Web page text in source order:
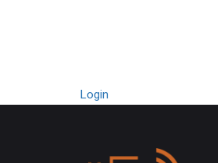
Login